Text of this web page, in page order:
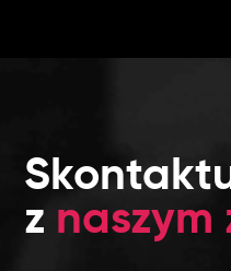
z naszym